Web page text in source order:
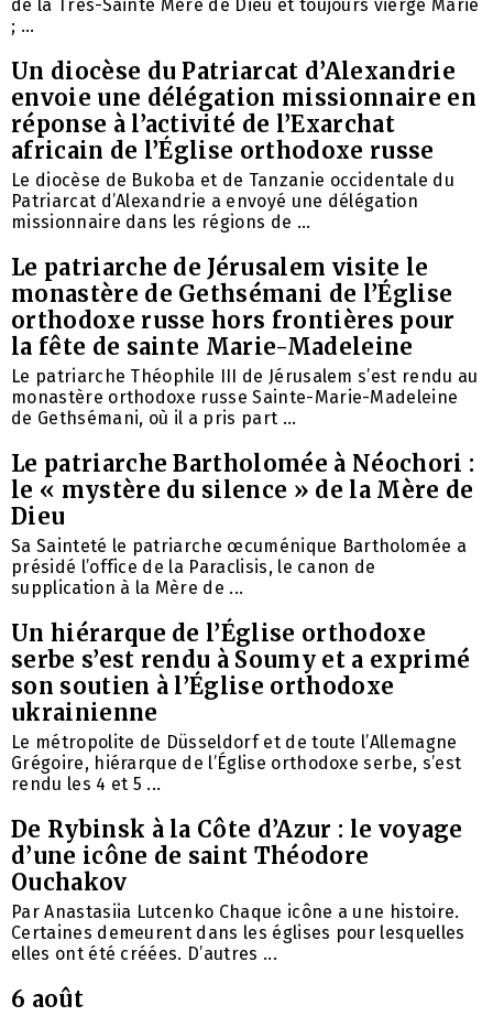
de la Très-Sainte Mère de Dieu et toujours vierge Marie
; ...
Un diocèse du Patriarcat d’Alexandrie
envoie une délégation missionnaire en
réponse à l’activité de l’Exarchat
africain de l’Église orthodoxe russe
Le diocèse de Bukoba et de Tanzanie occidentale du
Patriarcat d’Alexandrie a envoyé une délégation
missionnaire dans les régions de ...
Le patriarche de Jérusalem visite le
monastère de Gethsémani de l’Église
orthodoxe russe hors frontières pour
la fête de sainte Marie-Madeleine
Le patriarche Théophile III de Jérusalem s’est rendu au
monastère orthodoxe russe Sainte-Marie-Madeleine
de Gethsémani, où il a pris part ...
Le patriarche Bartholomée à Néochori :
le « mystère du silence » de la Mère de
Dieu
Sa Sainteté le patriarche œcuménique Bartholomée a
présidé l’office de la Paraclisis, le canon de
supplication à la Mère de ...
Un hiérarque de l’Église orthodoxe
serbe s’est rendu à Soumy et a exprimé
son soutien à l’Église orthodoxe
ukrainienne
Le métropolite de Düsseldorf et de toute l’Allemagne
Grégoire, hiérarque de l’Église orthodoxe serbe, s’est
rendu les 4 et 5 ...
De Rybinsk à la Côte d’Azur : le voyage
d’une icône de saint Théodore
Ouchakov
Par Anastasiia Lutcenko Chaque icône a une histoire.
Certaines demeurent dans les églises pour lesquelles
elles ont été créées. D’autres ...
6 août